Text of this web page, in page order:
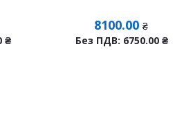
₴
8100.00₴
Без ПДВ: 6750.00 ₴